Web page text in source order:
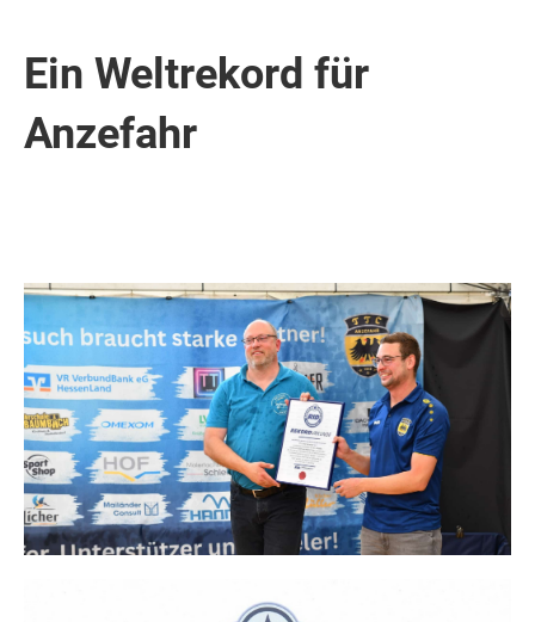
Ein Weltrekord für
Anzefahr